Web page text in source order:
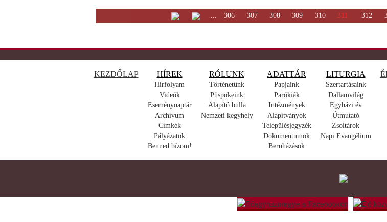
... 306 307 308 309 310 311 312
KEZDŐLAP HÍREK
Hírfolyam
Videók
Eseménynaptár
Archívum
Címkék
Pályázatok
Benned bízom!
RÓLUNK
Történetünk
Püspökeink
Alapító bulla
Nemzeti kegyhely
ADATTÁR
Papjaink
Parókiák
Intézmények
Alapítványok
Településjegyzék
Dokumentumok
Beruházások
LITURGIA
Szertartásaink
Dallamvilág
Egyházi év
Útmutató
Zsoltárok
Napi Evangélium